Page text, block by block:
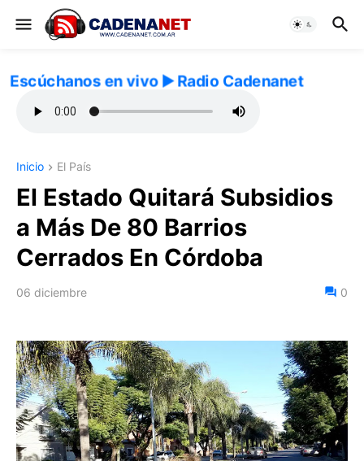
Escúchanos en vivo ▶️ Radio Cadenanet
Inicio El País
El Estado Quitará Subsidios
a Más De 80 Barrios
Cerrados En Córdoba
06 diciembre 0